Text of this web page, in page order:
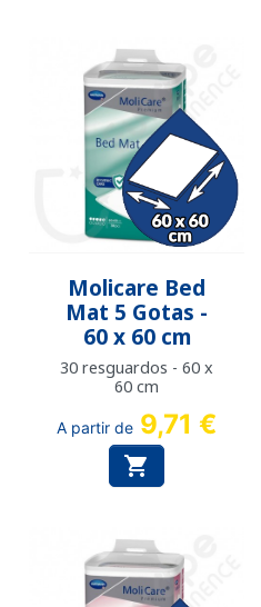
Molicare Bed
Mat 5 Gotas -
60 x 60 cm
30 resguardos - 60 x
60 cm
A partir de 9,71 €
